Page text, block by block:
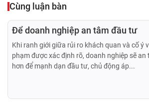
Cùng luận bàn
Để doanh nghiệp an tâm đầu tư
Khi ranh giới giữa rủi ro khách quan và cố ý
phạm được xác định rõ, doanh nghiệp sẽ an
hơn để mạnh dạn đầu tư, chủ động áp...